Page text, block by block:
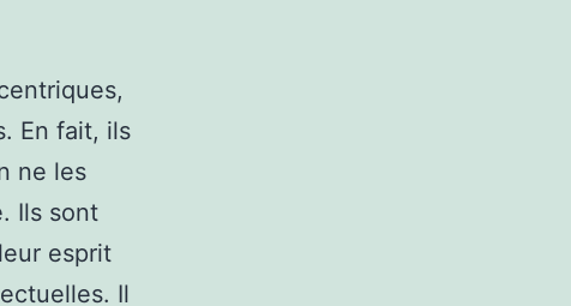
En fait, ils
ne les
Ils sont
esprit
Il